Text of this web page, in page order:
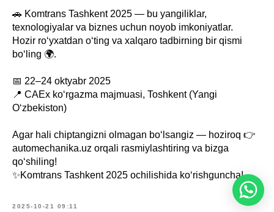
🚗 Komtrans Tashkent 2025 — bu yangiliklar,
texnologiyalar va biznes uchun noyob imkoniyatlar.
Hozir ro‘yxatdan o‘ting va xalqaro tadbirning bir qismi
bo‘ling 🌍.
📅 22–24 oktyabr 2025
📍 CAEx ko‘rgazma majmuasi, Toshkent (Yangi
O‘zbekiston)
Agar hali chiptangizni olmagan bo‘lsangiz — hoziroq 👉
automechanika.uz orqali rasmiylashtiring va bizga
qo‘shiling!
✨Komtrans Tashkent 2025 ochilishida ko‘rishguncha!
2025-10-21 09:11